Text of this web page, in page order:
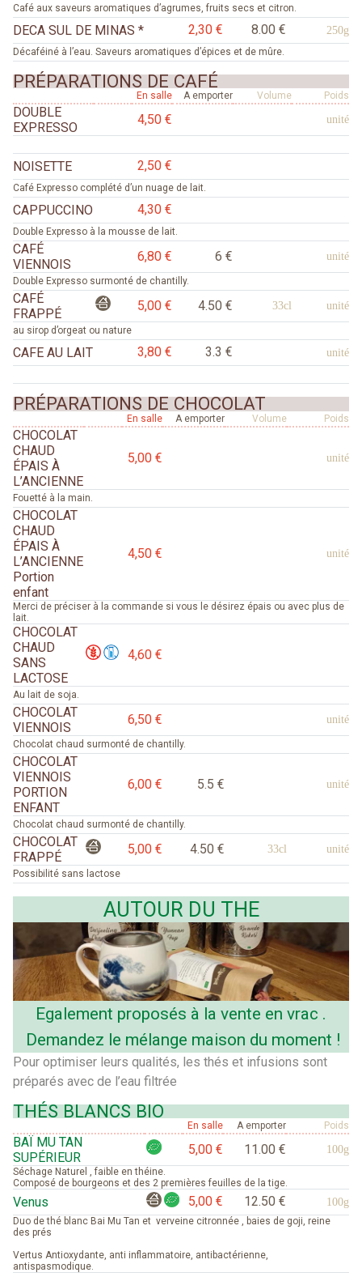
Café aux saveurs aromatiques d’agrumes, fruits secs et citron.
DECA SUL DE MINAS * 2,30 € 8.00 € 250g
Décaféiné à l’eau. Saveurs aromatiques d’épices et de mûre.
PRÉPARATIONS DE CAFÉ
En salle A emporter Volume Poids
DOUBLE
EXPRESSO
4,50 € unité
NOISETTE 2,50 €
Café Expresso complété d’un nuage de lait.
CAPPUCCINO 4,30 €
Double Expresso à la mousse de lait.
CAFÉ
VIENNOIS
6,80 € 6 € unité
Double Expresso surmonté de chantilly.
CAFÉ
FRAPPÉ
5,00 € 4.50 € 33cl unité
au sirop d’orgeat ou nature
CAFE AU LAIT 3,80 € 3.3 € unité
PRÉPARATIONS DE CHOCOLAT
En salle A emporter Volume Poids
CHOCOLAT
CHAUD
ÉPAIS À
L’ANCIENNE
5,00 € unité
Fouetté à la main.
CHOCOLAT
CHAUD
ÉPAIS À
L’ANCIENNE
Portion
enfant
4,50 € unité
Merci de préciser à la commande si vous le désirez épais ou avec plus de
lait.
CHOCOLAT
CHAUD
SANS
LACTOSE
4,60 €
Au lait de soja.
CHOCOLAT
VIENNOIS
6,50 € unité
Chocolat chaud surmonté de chantilly.
CHOCOLAT
VIENNOIS
PORTION
ENFANT
6,00 € 5.5 € unité
Chocolat chaud surmonté de chantilly.
CHOCOLAT
FRAPPÉ
5,00 € 4.50 € 33cl unité
Possibilité sans lactose
AUTOUR DU THE
Egalement proposés à la vente en vrac .
Demandez le mélange maison du moment !
Pour optimiser leurs qualités, les thés et infusions sont
préparés avec de l’eau filtrée
THÉS BLANCS BIO
En salle A emporter Poids
BAÏ MU TAN
SUPÉRIEUR
5,00 € 11.00 € 100g
Séchage Naturel , faible en théine.
Composé de bourgeons et des 2 premières feuilles de la tige.
Venus 5,00 € 12.50 € 100g
Duo de thé blanc Bai Mu Tan et verveine citronnée , baies de goji, reine
des prés
Vertus Antioxydante, anti inflammatoire, antibactérienne,
antispasmodique.